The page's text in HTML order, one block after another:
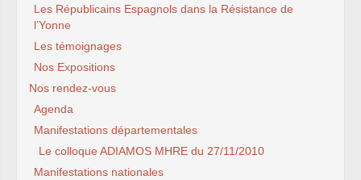
Les Républicains Espagnols dans la Résistance de
l’Yonne
Les témoignages
Nos Expositions
Nos rendez-vous
Agenda
Manifestations départementales
Le colloque ADIAMOS MHRE du 27/11/2010
Manifestations nationales